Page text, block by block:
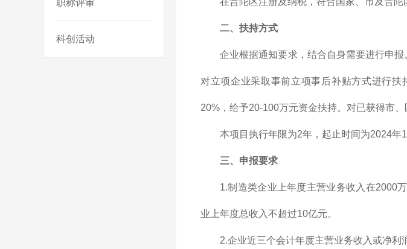
职称评审
科创活动
二、扶持方式
企业根据通知要求，结合自身需要进行申
对立项企业采取事前立项事后补贴方式进行
20%，给予20-100万元资金扶持。对已获得市
本项目执行年限为2年，起止时间为2024年
三、申报要求
1.制造类企业上年度主营业务收入在2000
业上年度总收入不超过10亿元。
2.企业近三个会计年度主营业务收入或净利